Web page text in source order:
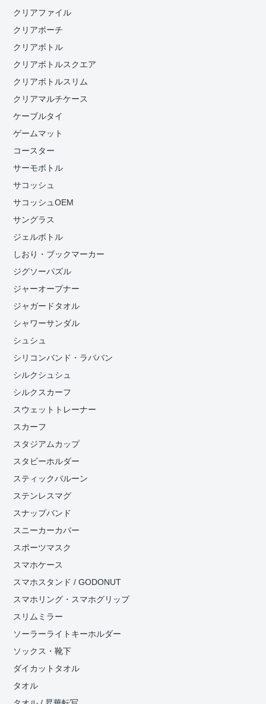
クリアファイル
クリアポーチ
クリアボトル
クリアボトルスクエア
クリアボトルスリム
クリアマルチケース
ケーブルタイ
ゲームマット
コースター
サーモボトル
サコッシュ
サコッシュOEM
サングラス
ジェルボトル
しおり・ブックマーカー
ジグソーパズル
ジャーオープナー
ジャガードタオル
シャワーサンダル
シュシュ
シリコンバンド・ラババン
シルクシュシュ
シルクスカーフ
スウェットトレーナー
スカーフ
スタジアムカップ
スタビーホルダー
スティックバルーン
ステンレスマグ
スナップバンド
スニーカーカバー
スポーツマスク
スマホケース
スマホスタンド / GODONUT
スマホリング・スマホグリップ
スリムミラー
ソーラーライトキーホルダー
ソックス・靴下
ダイカットタオル
タオル